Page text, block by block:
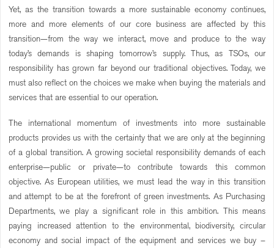
Yet, as the transition towards a more sustainable economy continues,
more and more elements of our core business are affected by this
transition—from the way we interact, move and produce to the way
today’s demands is shaping tomorrow’s supply. Thus, as TSOs, our
responsibility has grown far beyond our traditional objectives. Today, we
must also reflect on the choices we make when buying the materials and
services that are essential to our operation.
The international momentum of investments into more sustainable
products provides us with the certainty that we are only at the beginning
of a global transition. A growing societal responsibility demands of each
enterprise—public or private—to contribute towards this common
objective. As European utilities, we must lead the way in this transition
and attempt to be at the forefront of green investments. As Purchasing
Departments, we play a significant role in this ambition. This means
paying increased attention to the environmental, biodiversity, circular
economy and social impact of the equipment and services we buy –